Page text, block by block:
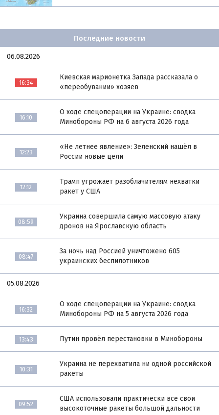
Последние новости
06.08.2026
16:34
Киевская марионетка Запада рассказала о
«переобувании» хозяев
16:10
О ходе спецоперации на Украине: сводка
Минобороны РФ на 6 августа 2026 года
12:23
«Не летнее явление»: Зеленский нашёл в
России новые цели
12:12
Трамп угрожает разоблачителям нехватки
ракет у США
08:59
Украина совершила самую массовую атаку
дронов на Ярославскую область
08:47
За ночь над Россией уничтожено 605
украинских беспилотников
05.08.2026
16:32
О ходе спецоперации на Украине: сводка
Минобороны РФ на 5 августа 2026 года
13:43 Путин провёл перестановки в Минобороны
10:31
Украина не перехватила ни одной российской
ракеты
09:52
США использовали практически все свои
высокоточные ракеты большой дальности